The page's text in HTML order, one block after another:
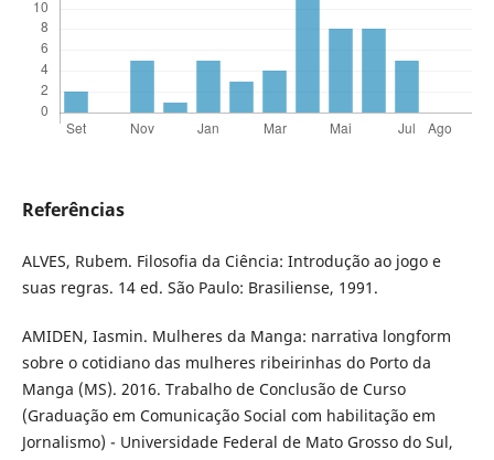
Referências
ALVES, Rubem. Filosofia da Ciência: Introdução ao jogo e
suas regras. 14 ed. São Paulo: Brasiliense, 1991.
AMIDEN, Iasmin. Mulheres da Manga: narrativa longform
sobre o cotidiano das mulheres ribeirinhas do Porto da
Manga (MS). 2016. Trabalho de Conclusão de Curso
(Graduação em Comunicação Social com habilitação em
Jornalismo) - Universidade Federal de Mato Grosso do Sul,